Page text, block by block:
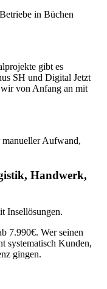
in Büchen
gibt es
SH und Digital Jetzt
von Anfang an mit
manueller Aufwand,
Handwerk,
Insellösungen.
7.990€. Wer seinen
systematisch Kunden,
gingen.